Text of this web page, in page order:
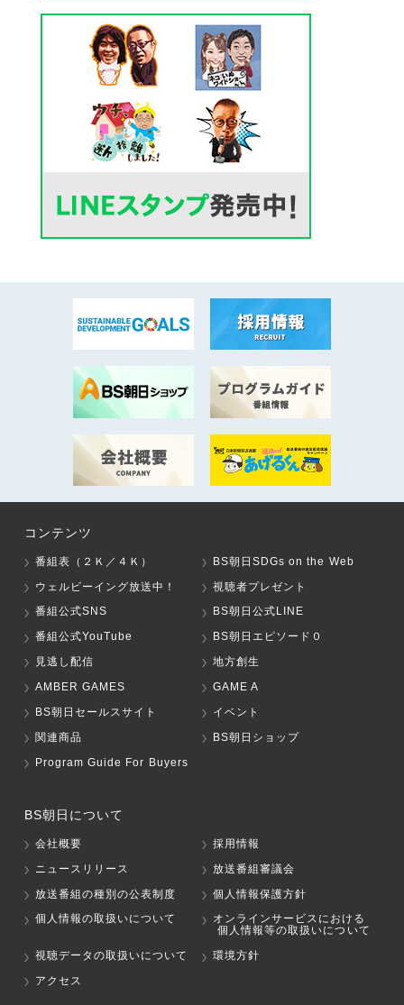
コンテンツ
番組表（２Ｋ／４Ｋ）
BS朝日SDGs on the Web
ウェルビーイング放送中！
視聴者プレゼント
番組公式SNS
BS朝日公式LINE
番組公式YouTube
BS朝日エピソード０
見逃し配信
地方創生
AMBER GAMES
GAME A
BS朝日セールスサイト
イベント
関連商品
BS朝日ショップ
Program Guide For Buyers
BS朝日について
会社概要
採用情報
ニュースリリース
放送番組審議会
放送番組の種別の公表制度
個人情報保護方針
個人情報の取扱いについて
オンラインサービスにおける
個人情報等の取扱いについて
視聴データの取扱いについて
環境方針
アクセス